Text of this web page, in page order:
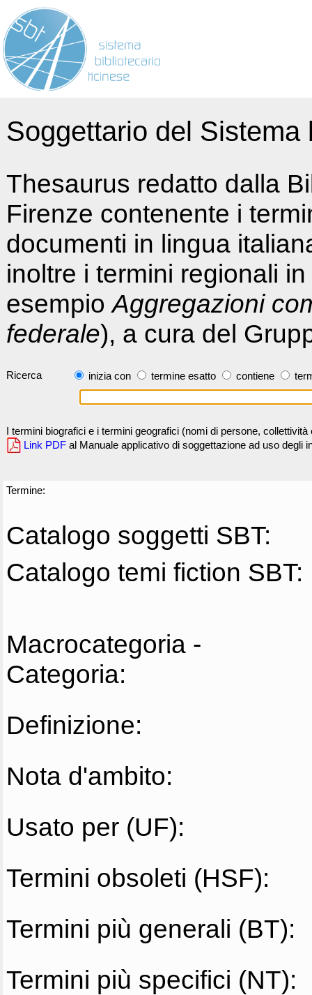
Soggettario del
Thesaurus redatto dalla
Firenze contenente i
documenti in lingua
inoltre i termini regionali
esempioAggregazioni
federale), a cura del
Ricerca inizia con termine esatto contiene
I termini biografici e i termini geografici (nomi di persone,
Link PDF al Manuale applicativo di soggettazione ad uso degli
Termine:
Catalogo soggetti SBT:
Catalogo temi fiction SBT:
Macrocategoria -
Categoria:
Definizione:
Nota d'ambito:
Usato per (UF):
Termini obsoleti (HSF):
Termini più generali (BT):
Termini più specifici (NT):